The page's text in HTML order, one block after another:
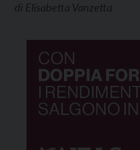
di Elisabetta Vanzetta